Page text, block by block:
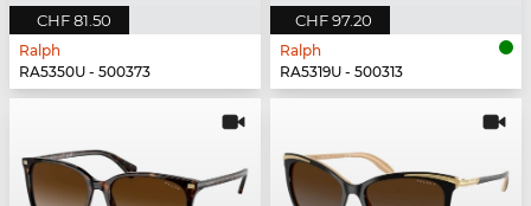
CHF 81.50
Ralph
RA5350U - 500373
CHF 97.20
Ralph
RA5319U - 500313